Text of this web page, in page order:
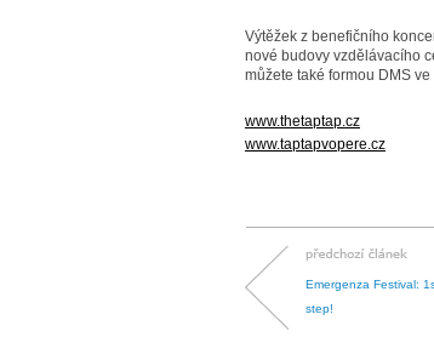
Výtěžek z benefičního
nové budovy vzdělávacího
můžete také formou DMS
www.thetaptap.cz
www.taptapvopere.cz
Emergenza Festival:
step!